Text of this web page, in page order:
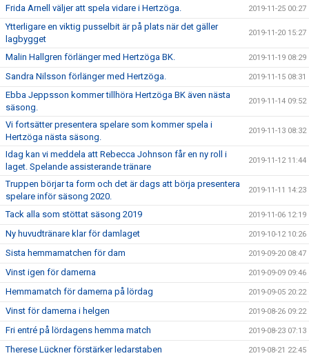
Frida Arnell väljer att spela vidare i Hertzöga. 2019-11-25 00:27
Ytterligare en viktig pusselbit är på plats när det gäller
lagbygget
2019-11-20 15:27
Malin Hallgren förlänger med Hertzöga BK. 2019-11-19 08:29
Sandra Nilsson förlänger med Hertzöga. 2019-11-15 08:31
Ebba Jeppsson kommer tillhöra Hertzöga BK även nästa
säsong.
2019-11-14 09:52
Vi fortsätter presentera spelare som kommer spela i
Hertzöga nästa säsong.
2019-11-13 08:32
Idag kan vi meddela att Rebecca Johnson får en ny roll i
laget. Spelande assisterande tränare
2019-11-12 11:44
Truppen börjar ta form och det är dags att börja presentera
spelare inför säsong 2020.
2019-11-11 14:23
Tack alla som stöttat säsong 2019 2019-11-06 12:19
Ny huvudtränare klar för damlaget 2019-10-12 10:26
Sista hemmamatchen för dam 2019-09-20 08:47
Vinst igen för damerna 2019-09-09 09:46
Hemmamatch för damerna på lördag 2019-09-05 20:22
Vinst för damerna i helgen 2019-08-26 09:22
Fri entré på lördagens hemma match 2019-08-23 07:13
Therese Lückner förstärker ledarstaben 2019-08-21 22:45